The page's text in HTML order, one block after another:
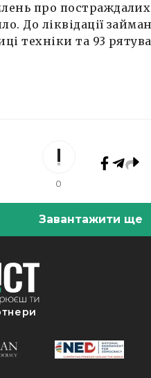
про
До ліквідації
техніки та 93
0
Завантажити ще